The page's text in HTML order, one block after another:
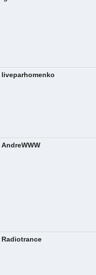
liveparhomenko
AndreWWW
Radiotrance